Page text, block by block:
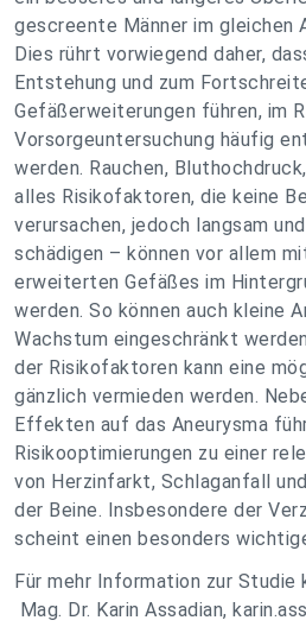
gescreente Männer im gleichen
Dies rührt vorwiegend daher,
Entstehung und zum
Gefäßerweiterungen führen, im
Vorsorgeuntersuchung häufig
werden. Rauchen,
alles Risikofaktoren, die keine
verursachen, jedoch langsam
schädigen – können vor allem
erweiterten Gefäßes im
werden. So können auch kleine
Wachstum eingeschränkt
der Risikofaktoren kann eine
gänzlich vermieden werden.
Effekten auf das Aneurysma
Risikooptimierungen zu einer
von Herzinfarkt, Schlaganfall
der Beine. Insbesondere der
scheint einen besonders
Für mehr Information zur
Mag. Dr. Karin Assadian,